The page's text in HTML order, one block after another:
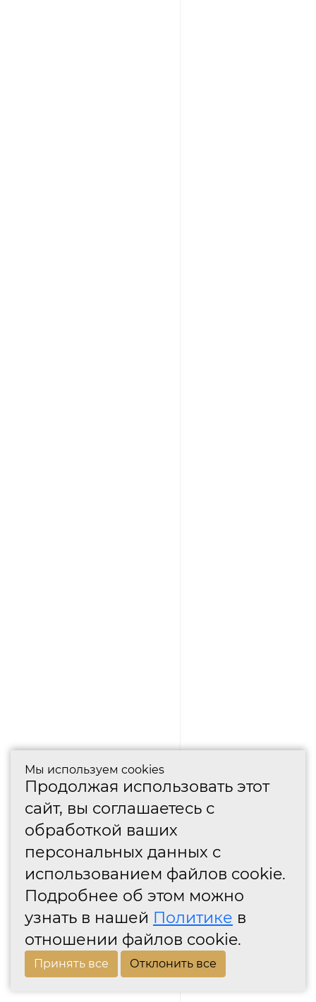
Мы используем cookies
Продолжая использовать этот
сайт, вы соглашаетесь с
обработкой ваших
персональных данных с
использованием файлов cookie.
Подробнее об этом можно
узнать в нашей Политике в
отношении файлов cookie.
Принять все Отклонить все